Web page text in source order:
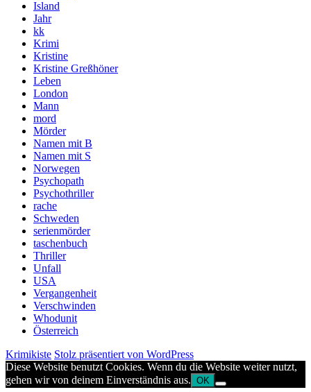
Island
Jahr
kk
Krimi
Kristine
Kristine Greßhöner
Leben
London
Mann
mord
Mörder
Namen mit B
Namen mit S
Norwegen
Psychopath
Psychothriller
rache
Schweden
serienmörder
taschenbuch
Thriller
Unfall
USA
Vergangenheit
Verschwinden
Whodunit
Österreich
Krimikiste Stolz präsentiert von WordPress
Diese Website benutzt Cookies. Wenn du die Website weiter nutzt,
gehen wir von deinem Einverständnis aus. OK